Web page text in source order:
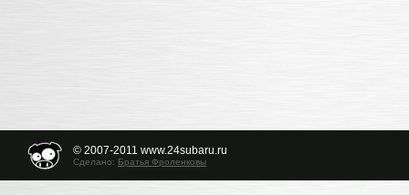
© 2007-2011 www.24subaru.ru
Сделано: Братья Фроленковы